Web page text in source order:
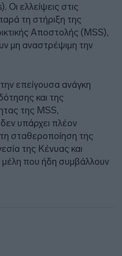
ελλείψεις στις
τη στήριξη της
Αποστολής (MSS),
μη αναστρέψιμη την
επείγουσα ανάγκη
και της
της MSS,
υπάρχει πλέον
σταθεροποίηση της
της Κένυας και
μέλη που ήδη συμβάλλουν